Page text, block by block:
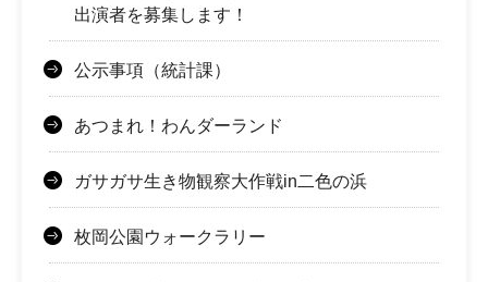
出演者を募集します！
公示事項（統計課）
あつまれ！わんダーランド
ガサガサ生き物観察大作戦in二色の浜
枚岡公園ウォークラリー